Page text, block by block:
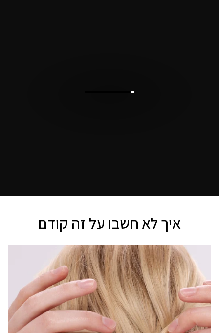
איך לא חשבו על זה קודם